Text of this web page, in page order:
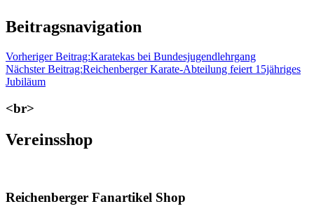
Beitragsnavigation
Vorheriger Beitrag:Karatekas bei Bundesjugendlehrgang
Nächster Beitrag:Reichenberger Karate-Abteilung feiert 15jähriges
Jubiläum
<br>
Vereinsshop
Reichenberger Fanartikel Shop